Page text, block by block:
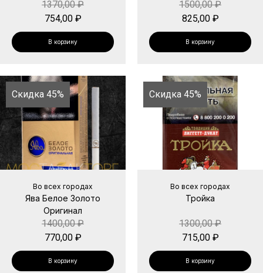
1370,00₽
754,00 ₽
В корзину
1500,00₽
825,00 ₽
В корзину
Скидка 45%
Во всех городах
Ява Белое Золото
Оригинал
1400,00₽
770,00 ₽
В корзину
Скидка 45%
Во всех городах
Тройка
1300,00₽
715,00 ₽
В корзину